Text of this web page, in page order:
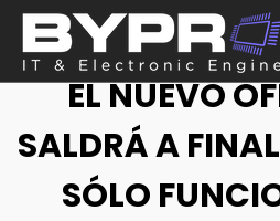
EL NUEVO
SALDRÁ A
SÓLO